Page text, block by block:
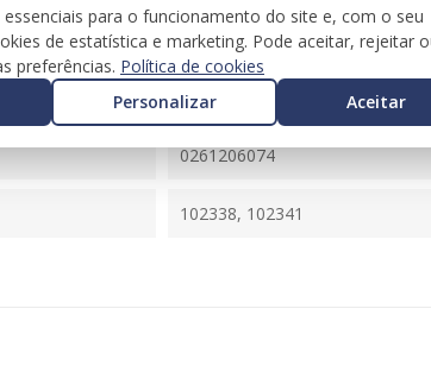
CORSA C
09115112
0261206074
102338, 102341
para o funcionamento do site e, com o seu
de estatística e marketing. Pode aceitar, rejeitar
preferências. Política de cookies
Personalizar Aceitar